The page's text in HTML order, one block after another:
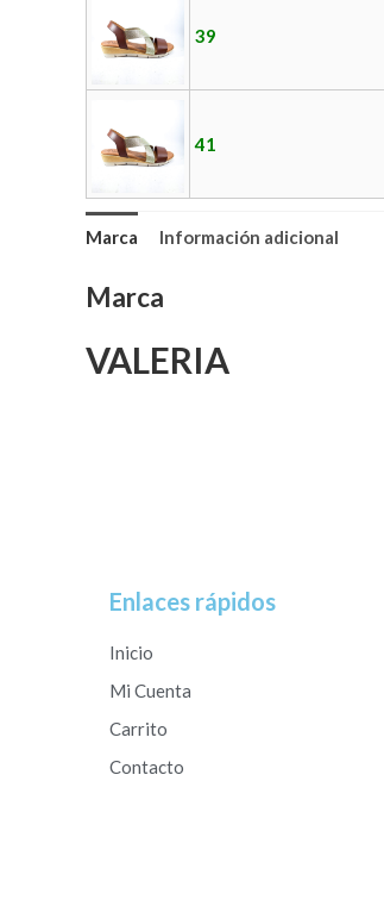
39
41
Marca Información adicional
Marca
VALERIA
Enlaces rápidos
Inicio
Mi Cuenta
Carrito
Contacto